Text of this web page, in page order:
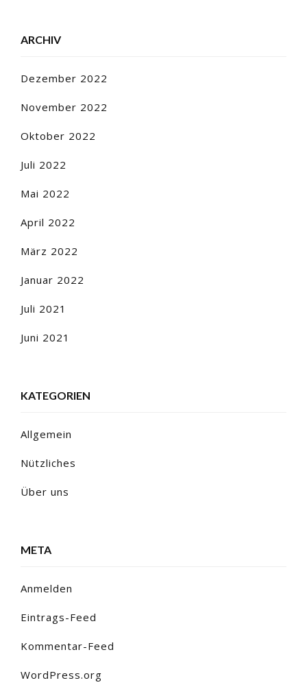
ARCHIV
Dezember 2022
November 2022
Oktober 2022
Juli 2022
Mai 2022
April 2022
März 2022
Januar 2022
Juli 2021
Juni 2021
KATEGORIEN
Allgemein
Nützliches
Über uns
META
Anmelden
Eintrags-Feed
Kommentar-Feed
WordPress.org